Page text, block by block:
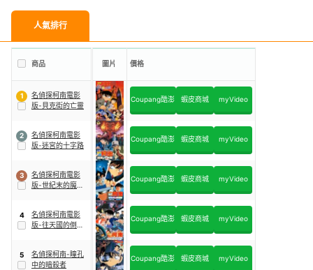
人氣排行
商品 圖片 價格
1
名偵探柯南電影
版-貝克街的亡靈
Coupang酷澎 蝦皮商城 myVideo
2
名偵探柯南電影
版-迷宮的十字路
Coupang酷澎 蝦皮商城 myVideo
3
名偵探柯南電影
版-世紀末的魔術
Coupang酷澎 蝦皮商城 myVideo
4
名偵探柯南電影
版-往天國的倒數
Coupang酷澎 蝦皮商城 myVideo
5
名偵探柯南-瞳孔
中的暗殺者
Coupang酷澎 蝦皮商城 myVideo